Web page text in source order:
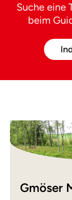
Suche eine
beim
Gmöser